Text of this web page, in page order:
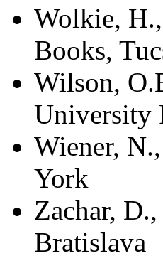
Wolkie,
Books,
Wilson,
University
Wiener,
York
Zachar,
Bratislava